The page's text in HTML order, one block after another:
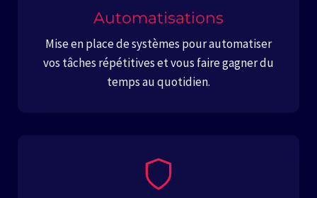
Automatisations
Mise en place de systèmes pour automatiser
vos tâches répétitives et vous faire gagner du
temps au quotidien.